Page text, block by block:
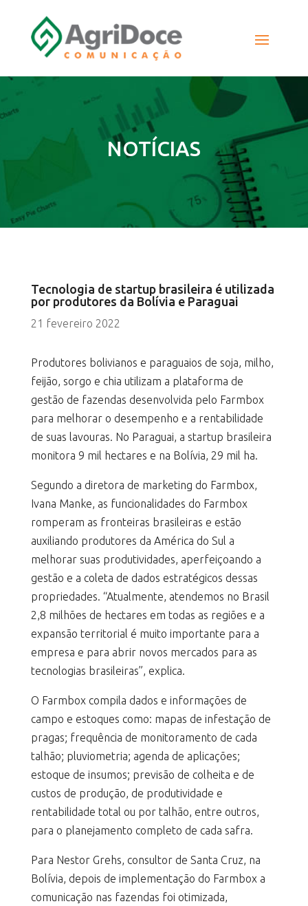
NOTÍCIAS
Tecnologia de startup brasileira é utilizada
por produtores da Bolívia e Paraguai
21 fevereiro 2022
Produtores bolivianos e paraguaios de soja, milho,
feijão, sorgo e chia utilizam a plataforma de
gestão de fazendas desenvolvida pelo Farmbox
para melhorar o desempenho e a rentabilidade
de suas lavouras. No Paraguai, a startup brasileira
monitora 9 mil hectares e na Bolívia, 29 mil ha.
Segundo a diretora de marketing do Farmbox,
Ivana Manke, as funcionalidades do Farmbox
romperam as fronteiras brasileiras e estão
auxiliando produtores da América do Sul a
melhorar suas produtividades, aperfeiçoando a
gestão e a coleta de dados estratégicos dessas
propriedades. “Atualmente, atendemos no Brasil
2,8 milhões de hectares em todas as regiões e a
expansão territorial é muito importante para a
empresa e para abrir novos mercados para as
tecnologias brasileiras”, explica.
O Farmbox compila dados e informações de
campo e estoques como: mapas de infestação de
pragas; frequência de monitoramento de cada
talhão; pluviometria; agenda de aplicações;
estoque de insumos; previsão de colheita e de
custos de produção, de produtividade e
rentabilidade total ou por talhão, entre outros,
para o planejamento completo de cada safra.
Para Nestor Grehs, consultor de Santa Cruz, na
Bolívia, depois de implementação do Farmbox a
comunicação nas fazendas foi otimizada,